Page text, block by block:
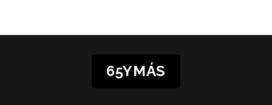
65YMÁS